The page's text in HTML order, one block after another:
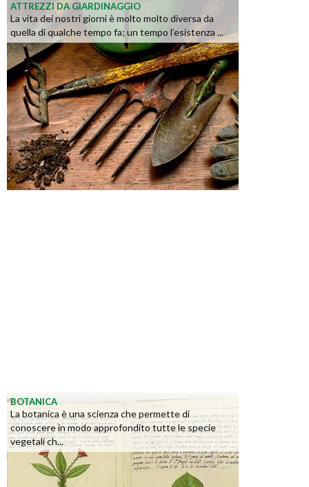
ATTREZZI DA GIARDINAGGIO
La vita dei nostri giorni è molto molto diversa da
quella di qualche tempo fa; un tempo l’esistenza ...
BOTANICA
La botanica è una scienza che permette di
conoscere in modo approfondito tutte le specie
vegetali ch...